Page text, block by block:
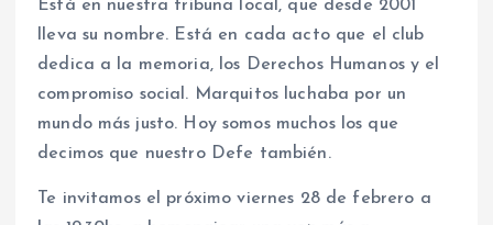
Está en nuestra tribuna local, que desde 2001
lleva su nombre. Está en cada acto que el club
dedica a la memoria, los Derechos Humanos y el
compromiso social. Marquitos luchaba por un
mundo más justo. Hoy somos muchos los que
decimos que nuestro Defe también.
Te invitamos el próximo viernes 28 de febrero a